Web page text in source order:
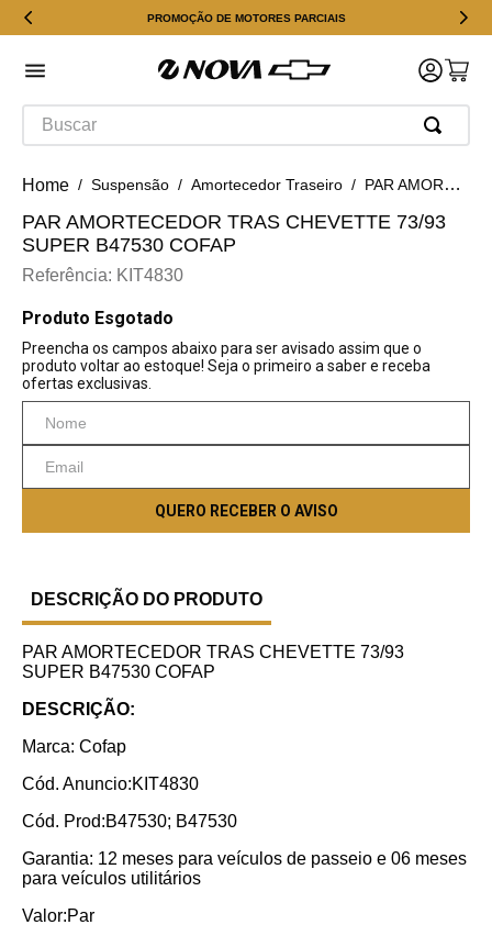
PROMOÇÃO DE MOTORES PARCIAIS
Buscar
Suspensão Amortecedor Traseiro PAR AMORTECEDOR TRAS CHEVETTE 73/93 SUPER B47530 COFAP
PAR AMORTECEDOR TRAS CHEVETTE 73/93
SUPER B47530 COFAP
Referência: KIT4830
DESCRIÇÃO DO PRODUTO
PAR AMORTECEDOR TRAS CHEVETTE 73/93
SUPER B47530 COFAP
DESCRIÇÃO:
Marca: Cofap
Cód. Anuncio:KIT4830
Cód. Prod:B47530; B47530
Garantia: 12 meses para veículos de passeio e 06 meses
para veículos utilitários
Valor:Par